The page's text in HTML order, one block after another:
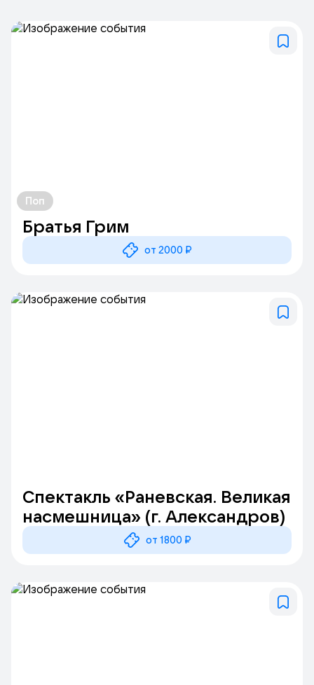
Поп
Братья Грим
от 2000 ₽
Спектакль «Раневская. Великая
насмешница» (г. Александров)
от 1800 ₽